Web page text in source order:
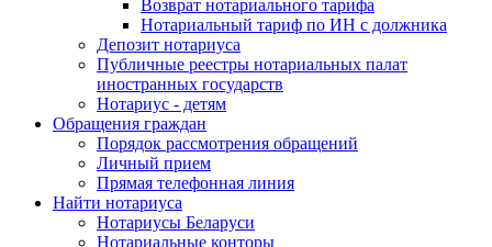
Возврат нотариального тарифа
Нотариальный тариф по ИН с должника
Депозит нотариуса
Публичные реестры нотариальных палат
иностранных государств
Нотариус - детям
Обращения граждан
Порядок рассмотрения обращений
Личный прием
Прямая телефонная линия
Найти нотариуса
Нотариусы Беларуси
Нотариальные конторы